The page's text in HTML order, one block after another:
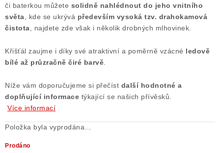
či baterkou můžete solidně nahlédnout do jeho vnitního
světa , kde se ukrývá především vysoká tzv. drahokamová
čistota , najdete zde však i několik drobných mlhovinek.
Křišťál zaujme i díky své atraktivní a poměrně vzácné ledově
bílé až průzračně čiré barvě
Níže vám doporučujeme si přečíst další hodnotné a
doplňující informace týkající se našich přívěsků.
Více informací
Položka byla vyprodána…
Prodáno